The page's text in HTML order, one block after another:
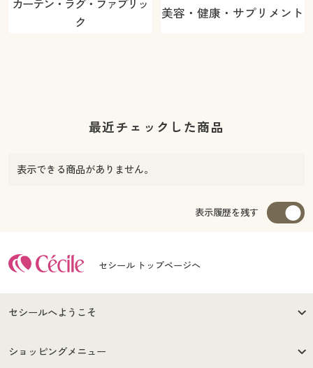
カーテン・ラグ・ファブリッ
ク
美容・健康・サプリメント
最近チェックした商品
表示できる商品がありません。
表示履歴を残す
セシール トップページへ
セシールへようこそ
はじめての方へ
ショッピングメニュー